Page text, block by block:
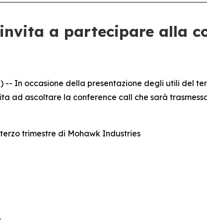
a partecipare alla
-- In occasione della presentazione degli utili del
ad ascoltare la conference call che sarà
trimestre di Mohawk Industries